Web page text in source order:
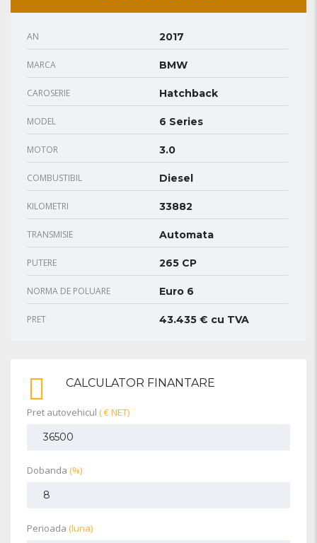
AN 2017
MARCA BMW
CAROSERIE Hatchback
MODEL 6 Series
MOTOR 3.0
COMBUSTIBIL Diesel
KILOMETRI 33882
TRANSMISIE Automata
PUTERE 265 CP
NORMA DE POLUARE Euro 6
PRET 43.435 € cu TVA
CALCULATOR FINANTARE
Pret autovehicul ( € NET)
Dobanda (%)
Perioada (luna)